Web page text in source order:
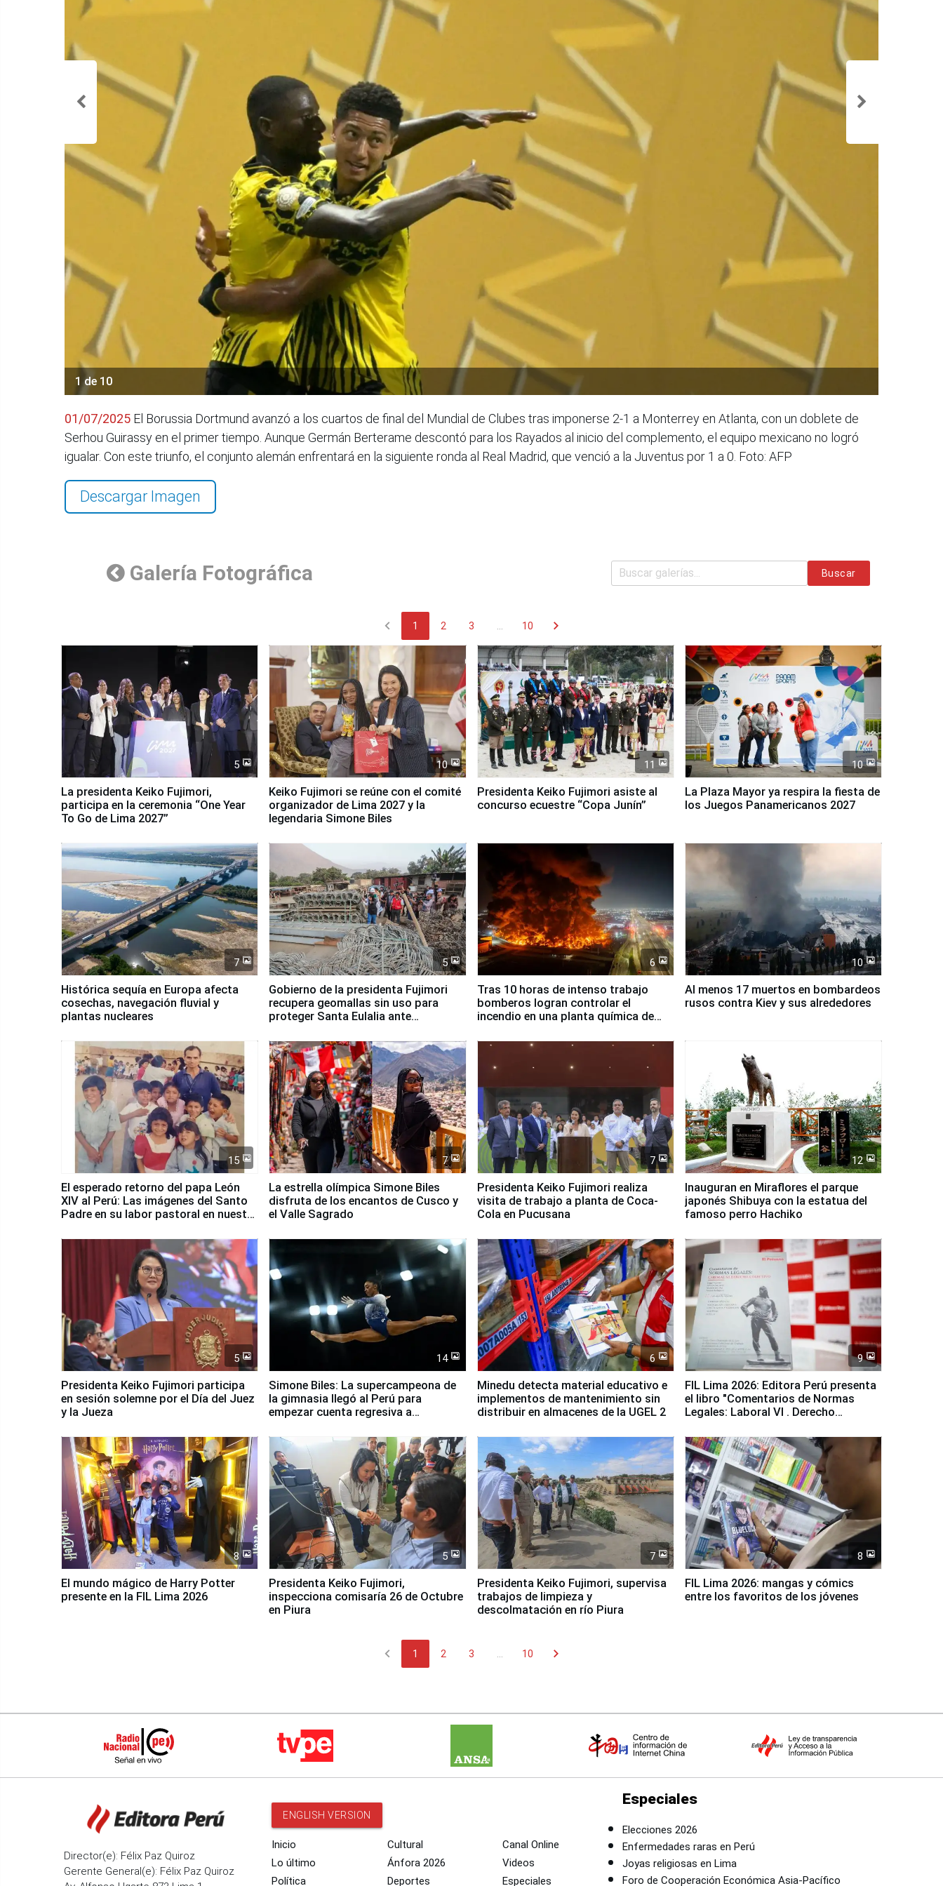
1 de 10
01/07/2025 El Borussia Dortmund avanzó a los cuartos de final del Mundial de Clubes tras imponerse 2-1 a Monterrey en Atlanta, con un doblete de
Serhou Guirassy en el primer tiempo. Aunque Germán Berterame descontó para los Rayados al inicio del complemento, el equipo mexicano no logró
igualar. Con este triunfo, el conjunto alemán enfrentará en la siguiente ronda al Real Madrid, que venció a la Juventus por 1 a 0. Foto: AFP
Descargar Imagen
Galería Fotográfica Buscar
chevron_left 1 2 3 10 chevron_right
5
La presidenta Keiko Fujimori,
participa en la ceremonia “One Year
To Go de Lima 2027”
10
Keiko Fujimori se reúne con el comité
organizador de Lima 2027 y la
legendaria Simone Biles
11
Presidenta Keiko Fujimori asiste al
concurso ecuestre “Copa Junín”
10
La Plaza Mayor ya respira la fiesta de
los Juegos Panamericanos 2027
7
Histórica sequía en Europa afecta
cosechas, navegación fluvial y
plantas nucleares
5
Gobierno de la presidenta Fujimori
recupera geomallas sin uso para
proteger Santa Eulalia ante
6
Tras 10 horas de intenso trabajo
bomberos logran controlar el
incendio en una planta química de
10
Al menos 17 muertos en bombardeos
rusos contra Kiev y sus alrededores
15
El esperado retorno del papa León
XIV al Perú: Las imágenes del Santo
Padre en su labor pastoral en nuestro
7
La estrella olímpica Simone Biles
disfruta de los encantos de Cusco y
el Valle Sagrado
7
Presidenta Keiko Fujimori realiza
visita de trabajo a planta de Coca-
Cola en Pucusana
12
Inauguran en Miraflores el parque
japonés Shibuya con la estatua del
famoso perro Hachiko
5
Presidenta Keiko Fujimori participa
en sesión solemne por el Día del Juez
y la Jueza
14
Simone Biles: La supercampeona de
la gimnasia llegó al Perú para
empezar cuenta regresiva a
6
Minedu detecta material educativo e
implementos de mantenimiento sin
distribuir en almacenes de la UGEL 2
9
FIL Lima 2026: Editora Perú presenta
el libro "Comentarios de Normas
Legales: Laboral Vl . Derecho
8
El mundo mágico de Harry Potter
presente en la FIL Lima 2026
5
Presidenta Keiko Fujimori,
inspecciona comisaría 26 de Octubre
en Piura
7
Presidenta Keiko Fujimori, supervisa
trabajos de limpieza y
descolmatación en río Piura
8
FIL Lima 2026: mangas y cómics
entre los favoritos de los jóvenes
chevron_left 1 2 3 10 chevron_right
Director(e): Félix Paz Quiroz
Gerente General(e): Félix Paz Quiroz
ENGLISH VERSION
Inicio
Lo último
Política
Cultural
Ánfora 2026
Deportes
Canal Online
Videos
Especiales
Especiales
Elecciones 2026
Enfermedades raras en Perú
Joyas religiosas en Lima
Foro de Cooperación Económica Asia-Pacífico